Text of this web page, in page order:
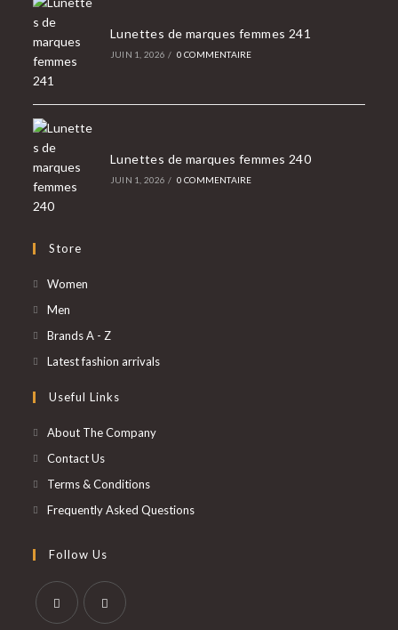
Lunettes de marques femmes 241
JUIN 1, 2026 / 0 COMMENTAIRE
Lunettes de marques femmes 240
JUIN 1, 2026 / 0 COMMENTAIRE
Store
Women
un
Men
dans
un
onglet
Brands A - ZS’ouvre
dans
nouvel
Latest fashion arrivalsS’ouvre
Useful Links
About The Company
Contact Us
Terms & Conditions
Frequently Asked Questions
Follow Us